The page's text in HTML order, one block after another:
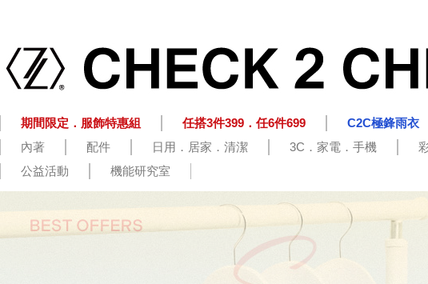
期間限定．服飾特惠組 任搭3件399．任6件699 C2C極鋒雨衣
內著
配件 日用．居家．清潔 3C．家電．手機
公益活動
機能研究室